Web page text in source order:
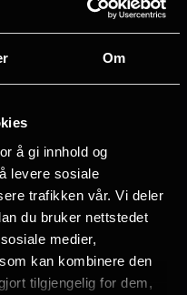
Om
å gi innhold og
levere sosiale
trafikken vår. Vi deler
du bruker nettstedet
medier,
kan kombinere den
tilgjengelig for dem,